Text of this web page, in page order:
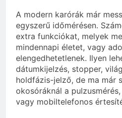
A modern karórák már
egyszerű időmérésen.
extra funkciókat, melyek
mindennapi életet, vagy
elengedhetetlenek. Ilyen
dátumkijelzés, stopper,
holdfázis-jelző, de ma már
okosóráknál a
vagy mobiltelefonos